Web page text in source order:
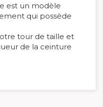
est un modèle
qui possède
tour de taille et
de la ceinture